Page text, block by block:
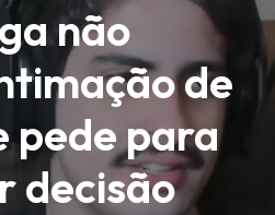
não
de
pede para
decisão